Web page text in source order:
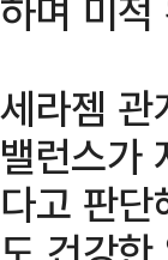
하며 미적
세라젬 관
밸런스가
다고 판